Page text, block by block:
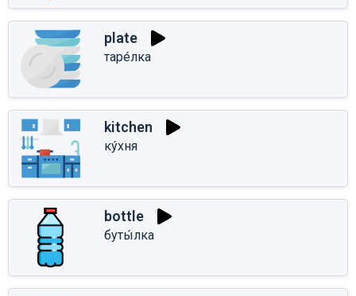
plate
таре́лка
kitchen
ку́хня
bottle
буты́лка